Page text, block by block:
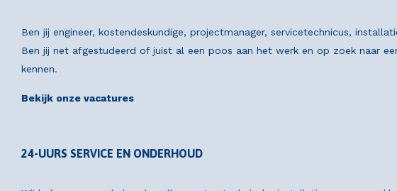
Ben jij engineer, kostendeskundige, projectmanager, servicetechnicus,
Ben jij net afgestudeerd of juist al een poos aan het werk en op zoek naar
kennen.
Bekijk onze vacatures
24-UURS SERVICE EN ONDERHOUD